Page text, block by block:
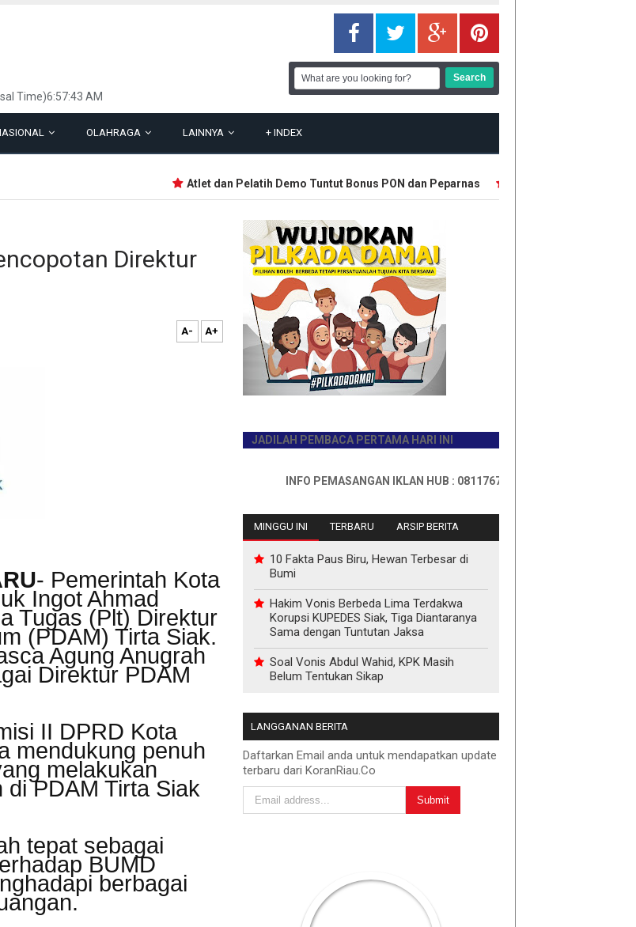
Time)6:57:43 AM
OLAHRAGA LAINNYA + INDEX
Atlet dan Pelatih Demo Tuntut Bonus PON dan Peparnas Tanam 2.500 Bibit Pohon
Direktur
A- A+
- Pemerintah Kota
Ingot Ahmad
Tugas (Plt) Direktur
(PDAM) Tirta Siak.
Agung Anugrah
Direktur PDAM
II DPRD Kota
mendukung penuh
melakukan
PDAM Tirta Siak
tepat sebagai
BUMD
berbagai
JADILAH PEMBACA PERTAMA HARI INI
INFO PEMASANGAN IKLAN HUB : 0811767335
MINGGU INI TERBARU ARSIP BERITA
10 Fakta Paus Biru, Hewan Terbesar di
Bumi
Hakim Vonis Berbeda Lima Terdakwa
Korupsi KUPEDES Siak, Tiga Diantaranya
Sama dengan Tuntutan Jaksa
Soal Vonis Abdul Wahid, KPK Masih
Belum Tentukan Sikap
LANGGANAN BERITA
Daftarkan Email anda untuk mendapatkan update
terbaru dari KoranRiau.Co